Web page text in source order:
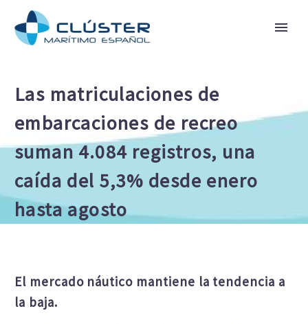
Las matriculaciones de
embarcaciones de recreo
suman 4.084 registros, una
caída del 5,3% desde enero
hasta agosto
El mercado náutico mantiene la tendencia a
la baja.